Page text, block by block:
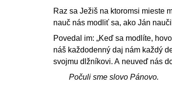
Raz sa Ježiš na ktoromsi mieste
nauč nás modliť sa, ako Ján
Povedal im: „Keď sa modlíte,
náš každodenný daj nám každý
svojmu dlžníkovi. A neuveď nás
Počuli sme slovo Pánovo.